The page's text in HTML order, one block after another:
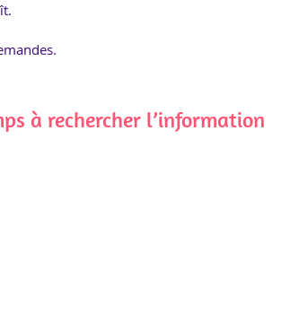
à rechercher l’information